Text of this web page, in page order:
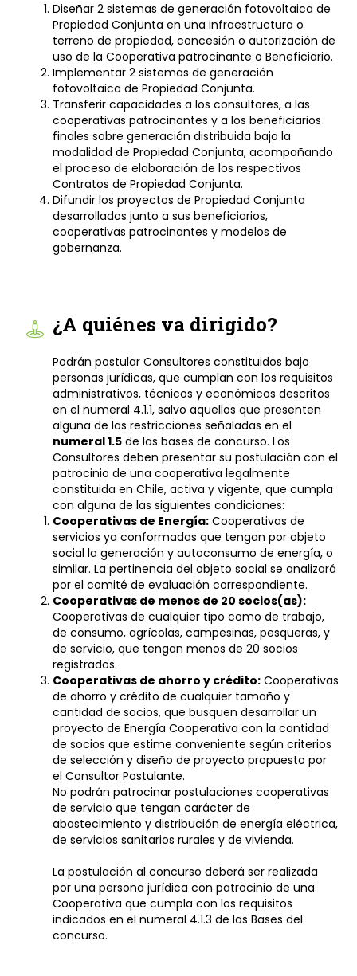
Diseñar 2 sistemas de generación fotovoltaica de
Propiedad Conjunta en una infraestructura o
terreno de propiedad, concesión o autorización de
uso de la Cooperativa patrocinante o Beneficiario.
Implementar 2 sistemas de generación
fotovoltaica de Propiedad Conjunta.
Transferir capacidades a los consultores, a las
cooperativas patrocinantes y a los beneficiarios
finales sobre generación distribuida bajo la
modalidad de Propiedad Conjunta, acompañando
el proceso de elaboración de los respectivos
Contratos de Propiedad Conjunta.
Difundir los proyectos de Propiedad Conjunta
desarrollados junto a sus beneficiarios,
cooperativas patrocinantes y modelos de
gobernanza.
¿A quiénes va dirigido?
Podrán postular Consultores constituidos bajo
personas jurídicas, que cumplan con los requisitos
administrativos, técnicos y económicos descritos
en el numeral 4.1.1, salvo aquellos que presenten
alguna de las restricciones señaladas en el
numeral 1.5 de las bases de concurso. Los
Consultores deben presentar su postulación con el
patrocinio de una cooperativa legalmente
constituida en Chile, activa y vigente, que cumpla
con alguna de las siguientes condiciones:
Cooperativas de Energía: Cooperativas de
servicios ya conformadas que tengan por objeto
social la generación y autoconsumo de energía, o
similar. La pertinencia del objeto social se analizará
por el comité de evaluación correspondiente.
Cooperativas de menos de 20 socios(as):
Cooperativas de cualquier tipo como de trabajo,
de consumo, agrícolas, campesinas, pesqueras, y
de servicio, que tengan menos de 20 socios
registrados.
Cooperativas de ahorro y crédito: Cooperativas
de ahorro y crédito de cualquier tamaño y
cantidad de socios, que busquen desarrollar un
proyecto de Energía Cooperativa con la cantidad
de socios que estime conveniente según criterios
de selección y diseño de proyecto propuesto por
el Consultor Postulante.
No podrán patrocinar postulaciones cooperativas
de servicio que tengan carácter de
abastecimiento y distribución de energía eléctrica,
de servicios sanitarios rurales y de vivienda.
La postulación al concurso deberá ser realizada
por una persona jurídica con patrocinio de una
Cooperativa que cumpla con los requisitos
indicados en el numeral 4.1.3 de las Bases del
concurso.